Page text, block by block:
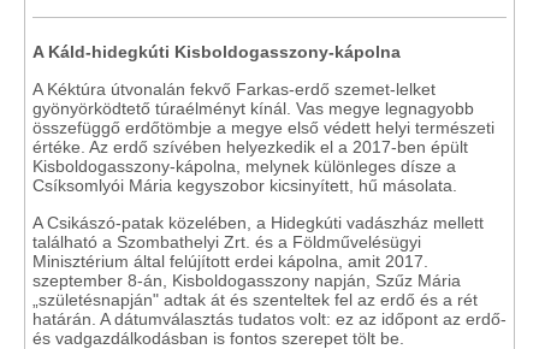
A Káld-hidegkúti Kisboldogasszony-kápolna
A Kéktúra útvonalán fekvő Farkas-erdő szemet-lelket
gyönyörködtető túraélményt kínál. Vas megye legnagyobb
összefüggő erdőtömbje a megye első védett helyi természeti
értéke. Az erdő szívében helyezkedik el a 2017-ben épült
Kisboldogasszony-kápolna, melynek különleges dísze a
Csíksomlyói Mária kegyszobor kicsinyített, hű másolata.
A Csikászó-patak közelében, a Hidegkúti vadászház mellett
található a Szombathelyi Zrt. és a Földművelésügyi
Minisztérium által felújított erdei kápolna, amit 2017.
szeptember 8-án, Kisboldogasszony napján, Szűz Mária
„születésnapján" adtak át és szenteltek fel az erdő és a rét
határán. A dátumválasztás tudatos volt: ez az időpont az erdő-
és vadgazdálkodásban is fontos szerepet tölt be.